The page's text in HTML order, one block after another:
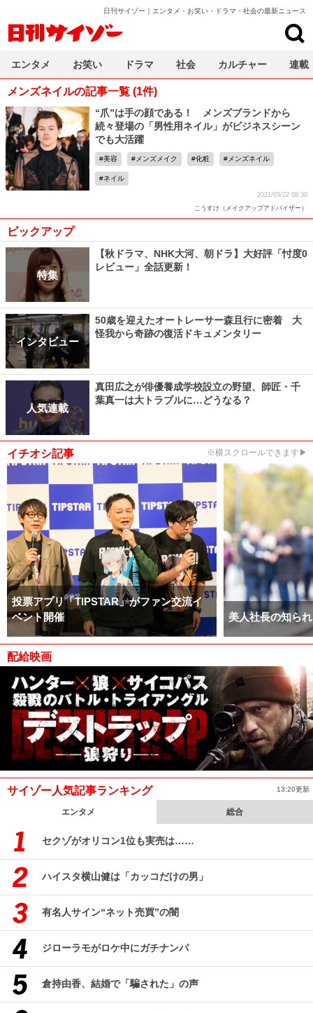
日刊サイゾー｜エンタメ・お笑い・ドラマ・社会の最新ニュース
メンズネイルの記事一覧 (1件)
“爪”は手の顔である！ メンズブランドから
続々登場の「男性用ネイル」がビジネスシーン
でも大活躍
美容 メンズメイク 化粧 メンズネイル
ネイル
2021/03/22 08:30
こうすけ（メイクアップアドバイザー）
ピックアップ
特集
【秋ドラマ、NHK大河、朝ドラ】大好評「忖度0
レビュー」全話更新！
インタビュー
50歳を迎えたオートレーサー森且行に密着 大
怪我から奇跡の復活ドキュメンタリー
人気連載
真田広之が俳優養成学校設立の野望、師匠・千
葉真一は大トラブルに…どうなる？
イチオシ記事 ※横スクロールできます▶
投票アプリ「TIPSTAR」がファン交流イ
ベント開催
美人社長の知ら
配給映画
サイゾー人気記事ランキング 13:20更新
エンタメ 総合
セクゾがオリコン1位も実売は……
ハイスタ横山健は「カッコだけの男」
有名人サイン“ネット売買”の闇
ジローラモがロケ中にガチナンパ
倉持由香、結婚で「騙された」の声
エンタメ お笑い ドラマ 社会 カルチャー 連載